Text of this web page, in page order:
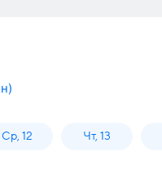
)
Ср, 12 Чт, 13